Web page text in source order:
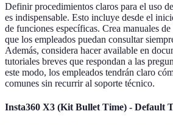
Definir procedimientos claros para el uso
es indispensable. Esto incluye desde el
de funciones específicas. Crea manuales
que los empleados puedan consultar
Además, considera hacer available en
tutoriales breves que respondan a las
este modo, los empleados tendrán claro
comunes sin recurrir al soporte técnico.
Insta360 X3 (Kit Bullet Time) - Default